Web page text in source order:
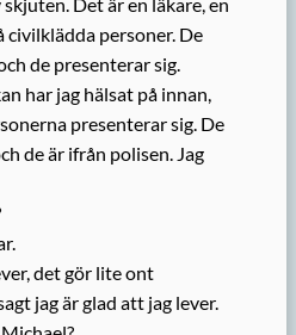
civilklädda personer. De
de presenterar sig.
har jag hälsat på innan,
presenterar sig. De
de är ifrån polisen. Jag
det gör lite ont
jag är glad att jag lever.